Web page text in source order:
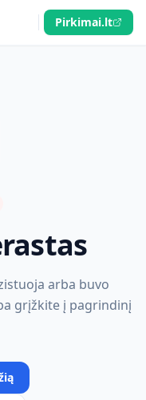
Pirkimai.lt
arba buvo
grįžkite į pagrindinį